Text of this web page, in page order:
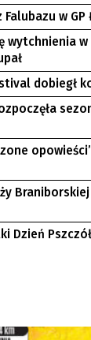
w GP
wytchnienia w
dobiegł
Dzień Pszczół